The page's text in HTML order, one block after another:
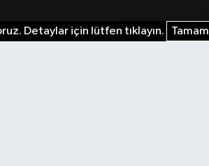
Detaylar için lütfen tıklayın. Tamam